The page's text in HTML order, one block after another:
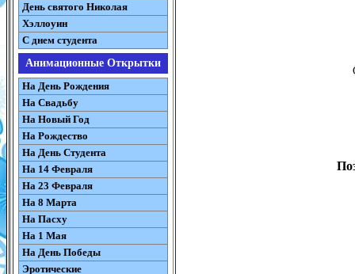
День святого Николая
Хэллоуин
С днем студента
Анимационные Открытки
На День Рождения
На Свадьбу
На Новый Год
На Рождество
На День Студента
На 14 Февраля
На 23 Февраля
На 8 Марта
На Пасху
На 1 Мая
На День Победы
Эротические